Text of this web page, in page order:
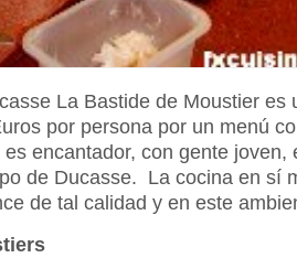
La Bastide de Moustier
por persona por un menú
encantador, con gente
de Ducasse. La cocina en sí
de tal calidad y en este